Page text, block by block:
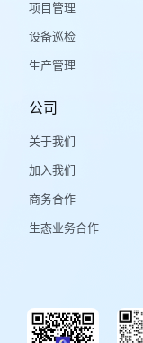
项目管理
设备巡检
生产管理
公司
关于我们
加入我们
商务合作
生态业务合作